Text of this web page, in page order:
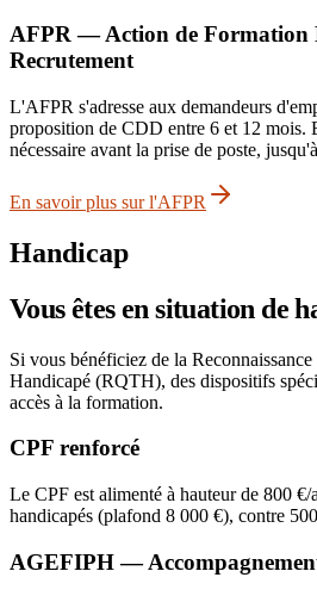
AFPR — Action de Formation
Recrutement
L'AFPR s'adresse aux demandeurs
proposition de CDD entre 6 et 12 mois.
nécessaire avant la prise de poste,
En savoir plus sur l'AFPR
Handicap
Vous êtes en situation de
Si vous bénéficiez de la
Handicapé (RQTH), des dispositifs
accès à la formation.
CPF renforcé
Le CPF est alimenté à hauteur de 800
handicapés (plafond 8 000 €), contre
AGEFIPH —